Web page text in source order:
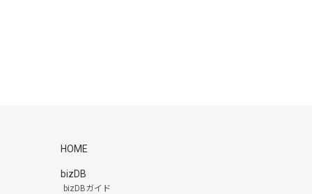
HOME
bizDB
bizDBガイド